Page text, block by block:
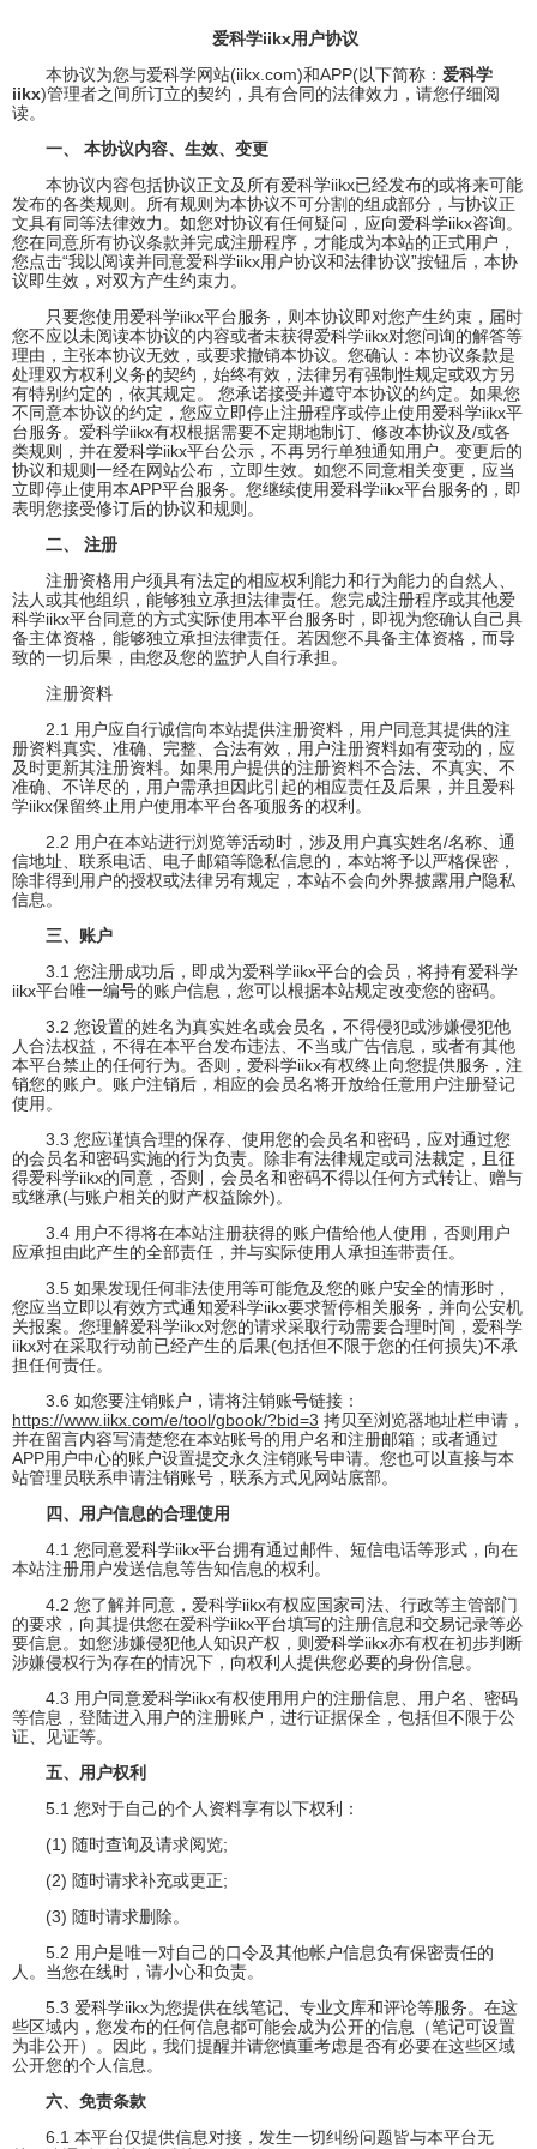
爱科学iikx用户协议
本协议为您与爱科学网站(iikx.com)和APP(以下简称： 爱科学
iikx)管理者之间所订立的契约，具有合同的法律效力，请您仔细阅
读。
一、 本协议内容、生效、变更
本协议内容包括协议正文及所有爱科学iikx已经发布的或将来可能
发布的各类规则。所有规则为本协议不可分割的组成部分，与协议正
文具有同等法律效力。如您对协议有任何疑问，应向爱科学iikx咨询。
您在同意所有协议条款并完成注册程序，才能成为本站的正式用户，
您点击“我以阅读并同意爱科学iikx用户协议和法律协议”按钮后，本协
议即生效，对双方产生约束力。
只要您使用爱科学iikx平台服务，则本协议即对您产生约束，届时
您不应以未阅读本协议的内容或者未获得爱科学iikx对您问询的解答等
理由，主张本协议无效，或要求撤销本协议。您确认：本协议条款是
处理双方权利义务的契约，始终有效，法律另有强制性规定或双方另
有特别约定的，依其规定。 您承诺接受并遵守本协议的约定。如果您
不同意本协议的约定，您应立即停止注册程序或停止使用爱科学iikx平
台服务。爱科学iikx有权根据需要不定期地制订、修改本协议及/或各
类规则，并在爱科学iikx平台公示，不再另行单独通知用户。变更后的
协议和规则一经在网站公布，立即生效。如您不同意相关变更，应当
立即停止使用本APP平台服务。您继续使用爱科学iikx平台服务的，即
表明您接受修订后的协议和规则。
二、 注册
注册资格用户须具有法定的相应权利能力和行为能力的自然人、
法人或其他组织，能够独立承担法律责任。您完成注册程序或其他爱
科学iikx平台同意的方式实际使用本平台服务时，即视为您确认自己具
备主体资格，能够独立承担法律责任。若因您不具备主体资格，而导
致的一切后果，由您及您的监护人自行承担。
注册资料
2.1 用户应自行诚信向本站提供注册资料，用户同意其提供的注
册资料真实、准确、完整、合法有效，用户注册资料如有变动的，应
及时更新其注册资料。如果用户提供的注册资料不合法、不真实、不
准确、不详尽的，用户需承担因此引起的相应责任及后果，并且爱科
学iikx保留终止用户使用本平台各项服务的权利。
2.2 用户在本站进行浏览等活动时，涉及用户真实姓名/名称、通
信地址、联系电话、电子邮箱等隐私信息的，本站将予以严格保密，
除非得到用户的授权或法律另有规定，本站不会向外界披露用户隐私
信息。
三、账户
3.1 您注册成功后，即成为爱科学iikx平台的会员，将持有爱科学
iikx平台唯一编号的账户信息，您可以根据本站规定改变您的密码。
3.2 您设置的姓名为真实姓名或会员名，不得侵犯或涉嫌侵犯他
人合法权益，不得在本平台发布违法、不当或广告信息，或者有其他
本平台禁止的任何行为。否则，爱科学iikx有权终止向您提供服务，注
销您的账户。账户注销后，相应的会员名将开放给任意用户注册登记
使用。
3.3 您应谨慎合理的保存、使用您的会员名和密码，应对通过您
的会员名和密码实施的行为负责。除非有法律规定或司法裁定，且征
得爱科学iikx的同意，否则，会员名和密码不得以任何方式转让、赠与
或继承(与账户相关的财产权益除外)。
3.4 用户不得将在本站注册获得的账户借给他人使用，否则用户
应承担由此产生的全部责任，并与实际使用人承担连带责任。
3.5 如果发现任何非法使用等可能危及您的账户安全的情形时，
您应当立即以有效方式通知爱科学iikx要求暂停相关服务，并向公安机
关报案。您理解爱科学iikx对您的请求采取行动需要合理时间，爱科学
iikx对在采取行动前已经产生的后果(包括但不限于您的任何损失)不承
担任何责任。
3.6 如您要注销账户，请将注销账号链接：
https://www.iikx.com/e/tool/gbook/?bid=3 拷贝至浏览器地址栏申请，
并在留言内容写清楚您在本站账号的用户名和注册邮箱；或者通过
APP用户中心的账户设置提交永久注销账号申请。您也可以直接与本
站管理员联系申请注销账号，联系方式见网站底部。
四、用户信息的合理使用
4.1 您同意爱科学iikx平台拥有通过邮件、短信电话等形式，向在
本站注册用户发送信息等告知信息的权利。
4.2 您了解并同意，爱科学iikx有权应国家司法、行政等主管部门
的要求，向其提供您在爱科学iikx平台填写的注册信息和交易记录等必
要信息。如您涉嫌侵犯他人知识产权，则爱科学iikx亦有权在初步判断
涉嫌侵权行为存在的情况下，向权利人提供您必要的身份信息。
4.3 用户同意爱科学iikx有权使用用户的注册信息、用户名、密码
等信息，登陆进入用户的注册账户，进行证据保全，包括但不限于公
证、见证等。
五、用户权利
5.1 您对于自己的个人资料享有以下权利：
(1) 随时查询及请求阅览;
(2) 随时请求补充或更正;
(3) 随时请求删除。
5.2 用户是唯一对自己的口令及其他帐户信息负有保密责任的
人。当您在线时，请小心和负责。
5.3 爱科学iikx为您提供在线笔记、专业文库和评论等服务。在这
些区域内，您发布的任何信息都可能会成为公开的信息（笔记可设置
为非公开）。因此，我们提醒并请您慎重考虑是否有必要在这些区域
公开您的个人信息。
六、免责条款
6.1 本平台仅提供信息对接，发生一切纠纷问题皆与本平台无